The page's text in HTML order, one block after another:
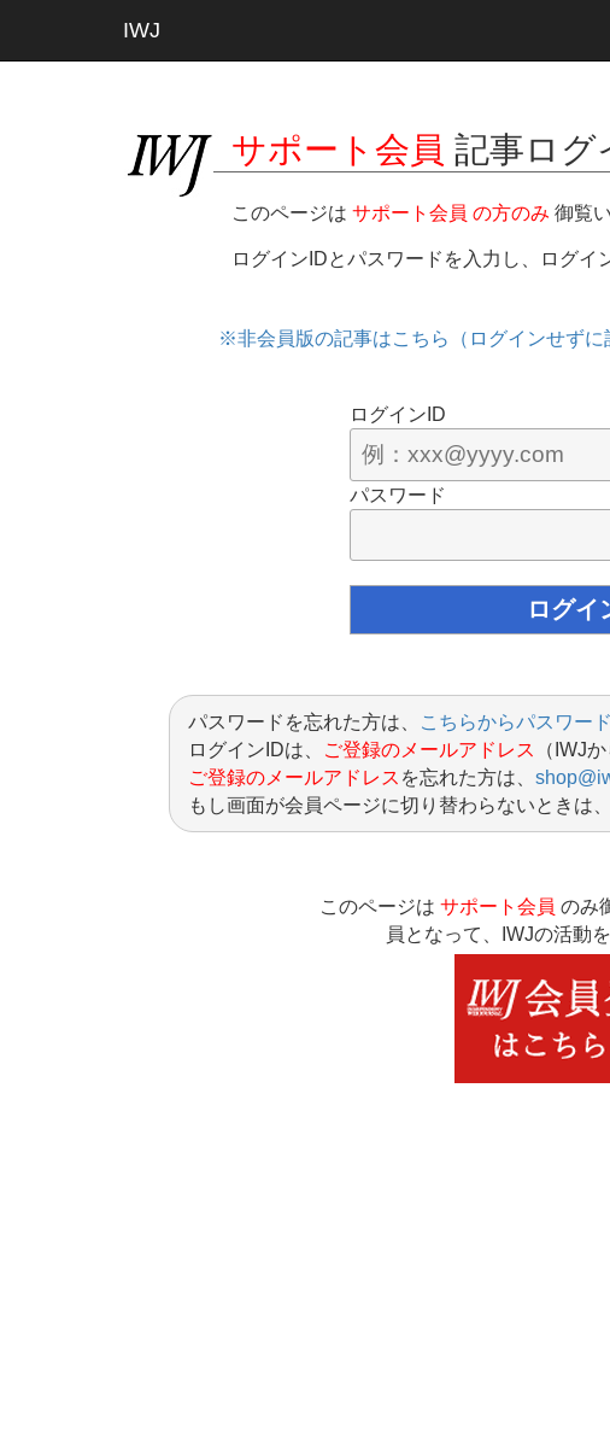
IWJ
サポート会員 記事ログ
このページは サポート会員 の方のみ 御覧
ログインIDとパスワードを入力し、ログイ
※非会員版の記事はこちら（ログインせずに
ログインID
パスワード
パスワードを忘れた方は、 こちらからパスワー
ログインIDは、
ご登録のメールアドレス （IWJ
ご登録のメールアドレス を忘れた方は、
もし画面が会員ページに切り替わらないときは
このページは サポート会員 のみ
員となって、IWJの活動